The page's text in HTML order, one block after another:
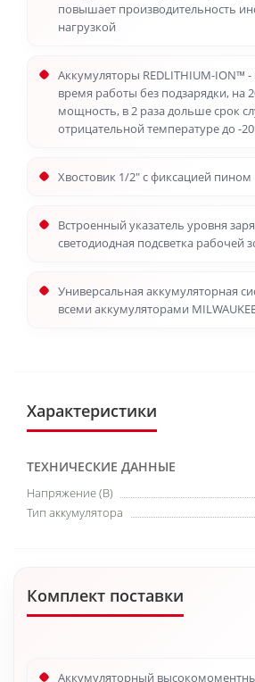
повышает производительность
нагрузкой
Аккумуляторы REDLITHIUM-ION™
время работы без подзарядки, на
мощность, в 2 раза дольше срок
отрицательной температуре до -
Хвостовик 1/2" c фиксацией пином
Встроенный указатель уровня
светодиодная подсветка рабочей
Универсальная аккумуляторная
всеми аккумуляторами
Характеристики
ТЕХНИЧЕСКИЕ ДАННЫЕ
Напряжение (В)
Тип аккумулятора
Комплект поставки
Аккумуляторный